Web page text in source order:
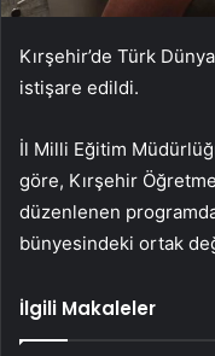
Kırşehir’de Türk
istişare edildi.
İl Milli Eğitim
göre, Kırşehir
düzenlenen
bünyesindeki ortak
İlgili Makaleler